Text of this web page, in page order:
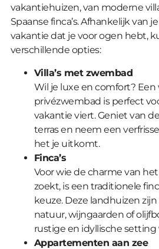
vakantiehuizen, van moderne
Spaanse finca’s. Afhankelijk van
vakantie dat je voor ogen hebt,
verschillende opties:
Villa’s met zwembad
Wil je luxe en comfort? Een
privézwembad is perfect
vakantie viert. Geniet van
terras en neem een
het je uitkomt.
Finca’s
Voor wie de charme van
zoekt, is een traditionele
keuze. Deze landhuizen
natuur, wijngaarden of
rustige en idyllische setting
Appartementen aan zee